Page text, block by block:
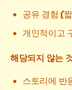
공유 경험 (
개인적이고
해당되지 않는
스토리에 반